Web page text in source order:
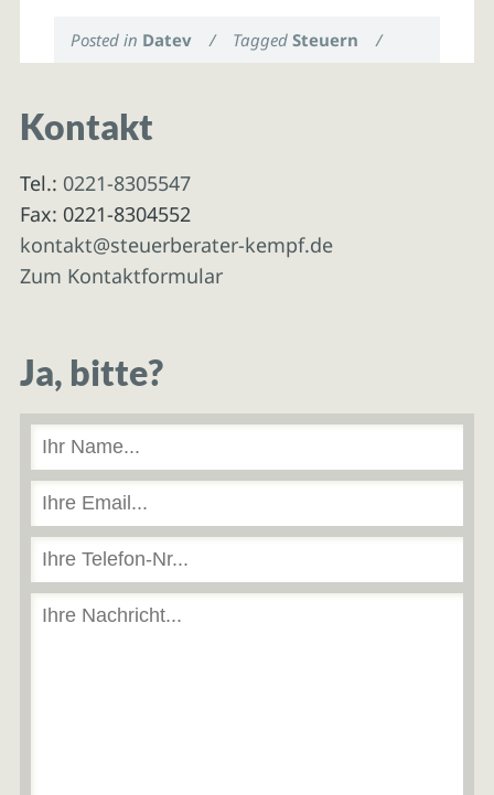
Posted in Datev / TaggedSteuern /
Kontakt
Tel.: 0221-8305547
Fax: 0221-8304552
kontakt@steuerberater-kempf.de
Zum Kontaktformular
Ja, bitte?